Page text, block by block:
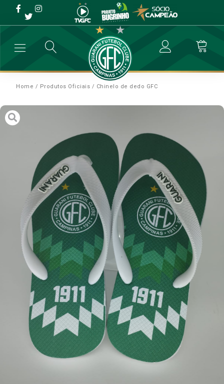
Home / Produtos Oficiais / Chinelo de dedo GFC